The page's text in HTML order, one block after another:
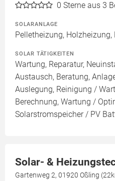
0 Sterne aus 3
SOLARANLAGE
Pelletheizung,
SOLAR TÄTIGKEITEN
Wartung, Reparatur,
Austausch, Beratung,
Auslegung, Reinigung /
Berechnung, Wartung /
Solarstromspeicher / PV
Solar- &
Gartenweg 2, 01920 Oßling